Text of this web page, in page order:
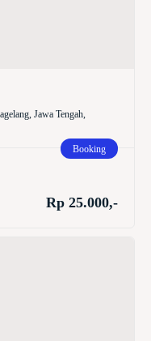
Jawa Tengah,
Booking
Rp 25.000,-